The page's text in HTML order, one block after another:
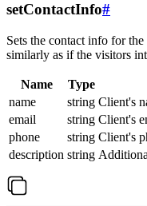
setContactInfo#
Sets the contact info for
similarly as if the visitors
Name Type
name
string Client's
email
string Client's
phone
string Client's
description string